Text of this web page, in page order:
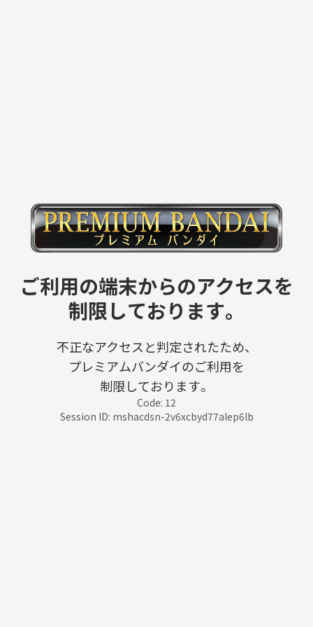
ご利用の端末からのアクセスを
制限しております。
不正なアクセスと判定されたため、
プレミアムバンダイのご利用を
制限しております。
Code: 12
Session ID: mshacdsn-2v6xcbyd77alep6lb